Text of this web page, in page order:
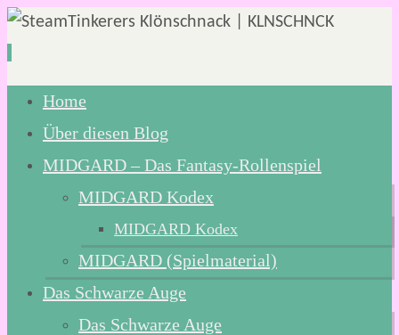
Zum
Inhalt
springen
Home
Über diesen Blog
MIDGARD – Das Fantasy-Rollenspiel
MIDGARD Kodex
MIDGARD Kodex
MIDGARD (Spielmaterial)
Das Schwarze Auge
Das Schwarze Auge